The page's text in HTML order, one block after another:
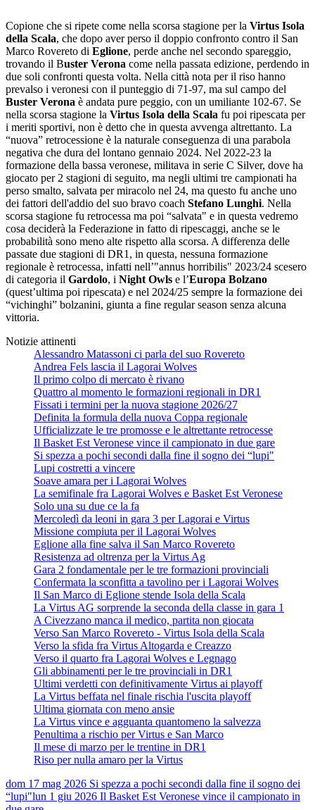
Copione che si ripete come nella scorsa stagione per la Virtus Isola
della Scala, che dopo aver perso il doppio confronto contro il San
Marco Rovereto di Eglione, perde anche nel secondo spareggio,
trovando il Buster Verona come nella passata edizione, perdendo in
due soli confronti questa volta. Nella città nota per il riso hanno
prevalso i veronesi con il punteggio di 71-97, ma sul campo del
Buster Verona è andata pure peggio, con un umiliante 102-67. Se
nella scorsa stagione la Virtus Isola della Scala fu poi ripescata per
i meriti sportivi, non è detto che in questa avvenga altrettanto. La
“nuova” retrocessione è la naturale conseguenza di una parabola
negativa che dura del lontano gennaio 2024. Nel 2022-23 la
formazione della bassa veronese, militava in serie C Silver, dove ha
giocato per 2 stagioni di seguito, ma negli ultimi tre campionati ha
perso smalto, salvata per miracolo nel 24, ma questo fu anche uno
dei fattori dell'addio del suo bravo coach Stefano Lunghi. Nella
scorsa stagione fu retrocessa ma poi “salvata" e in questa vedremo
cosa deciderà la Federazione in fatto di ripescaggi, anche se le
probabilità sono meno alte rispetto alla scorsa. A differenza delle
passate due stagioni di DR1, in questa, nessuna formazione
regionale è retrocessa, infatti nell’"annus horribilis" 2023/24 scesero
di categoria il Gardolo, i Night Owls e l’Europa Bolzano
(quest’ultima poi ripescata) e nel 2024/25 sempre la formazione dei
“vichinghi” bolzanini, giunta a fine regular season senza alcuna
vittoria.
Notizie attinenti
Alessandro Matassoni ci parla del suo Rovereto
Andrea Fels lascia il Lagorai Wolves
Il primo colpo di mercato è rivano
Quattro al momento le formazioni regionali in DR1
Fissati i termini per la nuova stagione 2026/27
Definita la formula della nuova Coppa regionale
Ufficializzate le tre promosse e le altrettante retrocesse
Il Basket Est Veronese vince il campionato in due gare
Si spezza a pochi secondi dalla fine il sogno dei “lupi"
Lupi costretti a vincere
Soave amara per i Lagorai Wolves
La semifinale fra Lagorai Wolves e Basket Est Veronese
Solo una su due ce la fa
Mercoledì da leoni in gara 3 per Lagorai e Virtus
Missione compiuta per il Lagorai Wolves
Eglione alla fine salva il San Marco Rovereto
Resistenza ad oltrenza per la Virtus Ag
Gara 2 fondamentale per le tre formazioni provinciali
Confermata la sconfitta a tavolino per i Lagorai Wolves
Il San Marco di Eglione stende Isola della Scala
La Virtus AG sorprende la seconda della classe in gara 1
A Civezzano manca il medico, partita non giocata
Verso San Marco Rovereto - Virtus Isola della Scala
Verso la sfida fra Virtus Altogarda e Creazzo
Verso il quarto fra Lagorai Wolves e Legnago
Gli abbinamenti per le tre provinciali in DR1
Ultimi verdetti con definitivamente Virtus ai playoff
La Virtus beffata nel finale rischia l'uscita playoff
Ultima giornata con meno ansie
La Virtus vince e agguanta quantomeno la salvezza
Penultima a rischio per Virtus e San Marco
Il mese di marzo per le trentine in DR1
Riso per nulla amaro per la Virtus
dom 17 mag 2026 Si spezza a pochi secondi dalla fine il sogno dei
“lupi"lun 1 giu 2026 Il Basket Est Veronese vince il campionato in